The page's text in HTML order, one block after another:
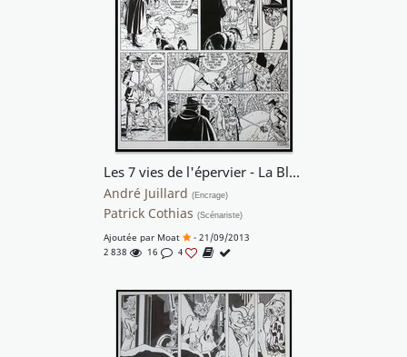
Les 7 vies de l'épervier - La Blanche morte
André Juillard (Encrage)
Patrick Cothias (Scénariste)
Ajoutée par Moat
- 21/09/2013
2 838
16 4